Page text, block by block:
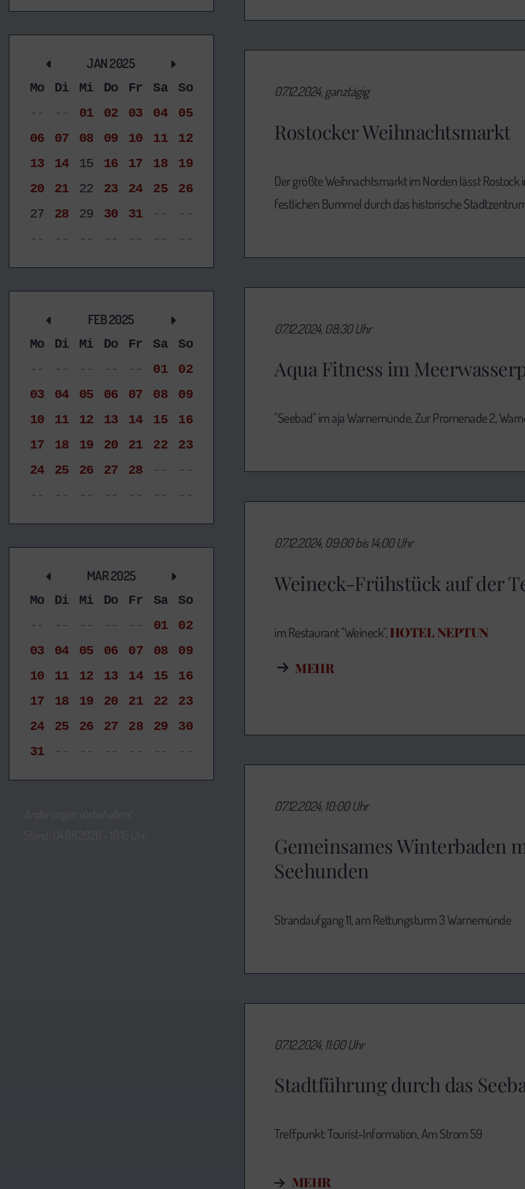
JAN 2025
Mo Di Mi Do Fr Sa
So
--
-- 01 02 03 04
05
06
07 08 09 10 11
12
13
14 15 16 17 18
19
20
21 22 23 24 25
26
27
28 29 30 31 --
--
--
-- -- -- -- -- --
FEB 2025
Mo Di Mi Do Fr Sa
So
--
-- -- -- -- 01
02
03
04 05 06 07 08
09
10
11 12 13 14 15
16
17
18 19 20 21 22
23
24
25 26 27 28 --
--
--
-- -- -- -- -- --
MAR 2025
Mo Di Mi Do Fr Sa
So
--
-- -- -- -- 01
02
03
04 05 06 07 08
09
10
11 12 13 14 15
16
17
18 19 20 21 22
23
24
25 26 27 28 29
30
31
-- -- -- -- -- --
Rostocker Weihnachtsmarkt
07.12.2024, ganztägig
Der größte Weihnachtsmarkt im Norden lässt
festlichen Bummel durch das historische
Aqua Fitness im
07.12.2024, 08:30 Uhr
"Seebad" im aja Warnemünde, Zur Promenade 2,
Weineck-Frühstück auf der
07.12.2024, 09:00 bis 14:00 Uhr
im Restaurant "Weineck", HOTEL NEPTUN
MEHR
Gemeinsames Winterbaden
Seehunden
07.12.2024, 10:00 Uhr
Strandaufgang 11, am Rettungsturm 3 Warnemünde
Stadtführung durch das
07.12.2024, 11:00 Uhr
Treffpunkt: Tourist-Information,Am Strom 59
MEHR